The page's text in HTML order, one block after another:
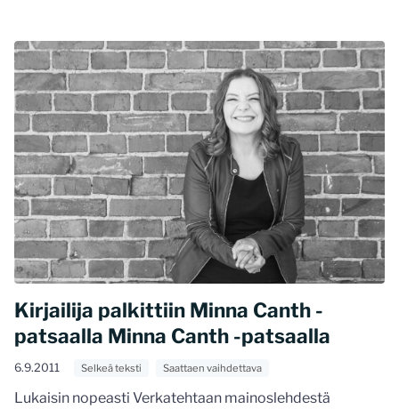
Kirjailija palkittiin Minna Canth -
patsaalla Minna Canth -patsaalla
6.9.2011 Selkeä teksti Saattaen vaihdettava
Lukaisin nopeasti Verkatehtaan mainoslehdestä